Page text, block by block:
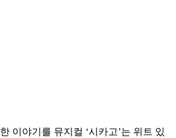
이야기를 뮤지컬 ‘시카고’는 위트 있